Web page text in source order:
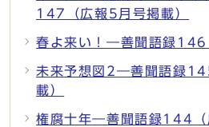
147（広報5月号掲載）
春よ来い！―善聞語録146
未来予想図2―善聞語録
載）
権腐十年―善聞語録144（